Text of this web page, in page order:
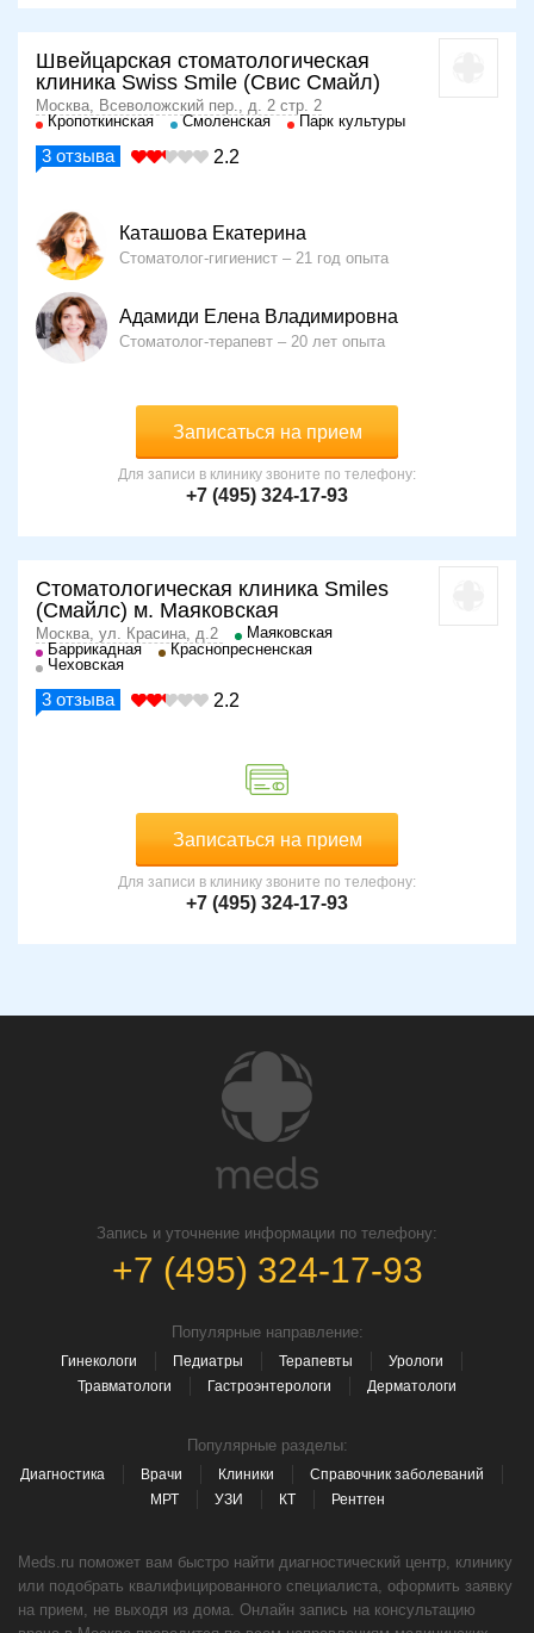
Швейцарская стоматологическая
клиника Swiss Smile (Свис Смайл)
Москва, Всеволожский пер., д. 2 стр. 2
Кропоткинская
Смоленская Парк культуры
3 отзыва 2.2
Каташова Екатерина
Стоматолог-гигиенист 21 год опыта
Адамиди Елена Владимировна
Стоматолог-терапевт 20 лет опыта
Записаться на прием
Для записи в клинику звоните по телефону:
+7 (495) 324-17-93
Стоматологическая клиника Smiles
(Смайлс) м. Маяковская
Москва, ул. Красина, д.2
Маяковская
Баррикадная
Краснопресненская
Чеховская
3 отзыва 2.2
Записаться на прием
Для записи в клинику звоните по телефону:
+7 (495) 324-17-93
Запись и уточнение информации по телефону:
+7 (495) 324-17-93
Популярные направление:
Гинекологи Педиатры Терапевты
Урологи
Травматологи
Гастроэнтерологи Дерматологи
Популярные разделы:
Диагностика Врачи Клиники
Справочник заболеваний
МРТ
УЗИ КТ Рентген
Meds.ru поможет вам быстро найти диагностический центр, клинику
или подобрать квалифицированного специалиста, оформить заявку
на прием, не выходя из дома. Онлайн запись на консультацию